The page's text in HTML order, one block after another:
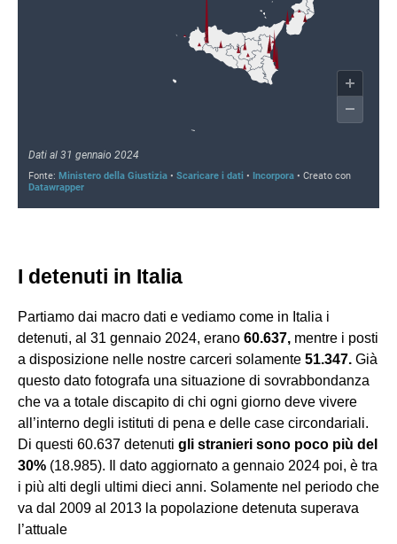
I detenuti in Italia
Partiamo dai macro dati e vediamo come in Italia i
detenuti, al 31 gennaio 2024, erano 60.637, mentre i posti
a disposizione nelle nostre carceri solamente 51.347. Già
questo dato fotografa una situazione di sovrabbondanza
che va a totale discapito di chi ogni giorno deve vivere
all’interno degli istituti di pena e delle case circondariali.
Di questi 60.637 detenuti gli stranieri sono poco più del
30% (18.985). Il dato aggiornato a gennaio 2024 poi, è tra
i più alti degli ultimi dieci anni. Solamente nel periodo che
va dal 2009 al 2013 la popolazione detenuta superava
l’attuale